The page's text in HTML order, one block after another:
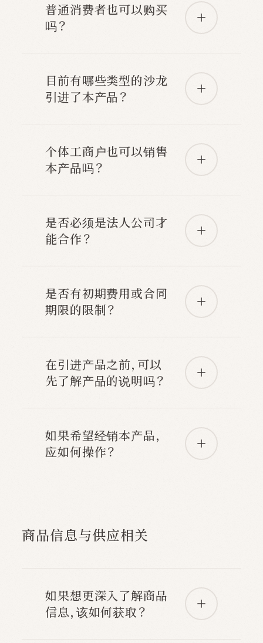
普通消费者也可以购买
吗？
目前有哪些类型的沙龙
引进了本产品？
个体工商户也可以销售
本产品吗？
是否必须是法人公司才
能合作？
是否有初期费用或合同
期限的限制？
在引进产品之前，可以
先了解产品的说明吗？
如果希望经销本产品，
应如何操作？
商品信息与供应相关
如果想更深入了解商品
信息，该如何获取？